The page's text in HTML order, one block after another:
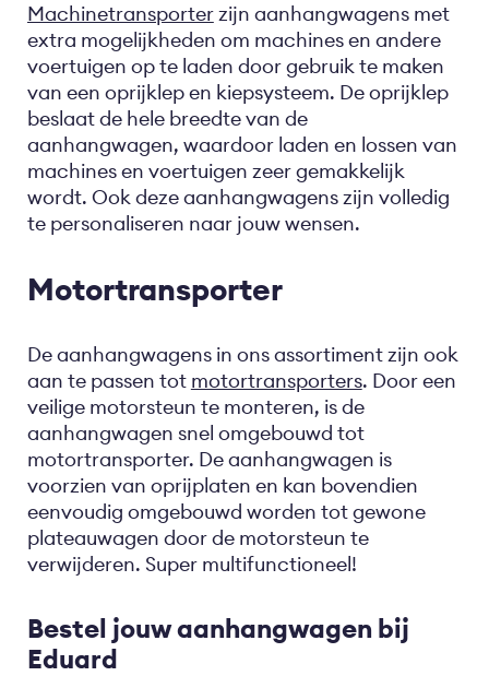
Machinetransporterzijn aanhangwagens met
extra mogelijkheden om machines en andere
voertuigen op te laden door gebruik te maken
van een oprijklep en kiepsysteem. De oprijklep
beslaat de hele breedte van de
aanhangwagen, waardoor laden en lossen van
machines en voertuigen zeer gemakkelijk
wordt. Ook deze aanhangwagens zijn volledig
te personaliseren naar jouw wensen.
Motortransporter
De aanhangwagens in ons assortiment zijn ook
aan te passen tot motortransporters. Door een
veilige motorsteun te monteren, is de
aanhangwagen snel omgebouwd tot
motortransporter. De aanhangwagen is
voorzien van oprijplaten en kan bovendien
eenvoudig omgebouwd worden tot gewone
plateauwagen door de motorsteun te
verwijderen. Super multifunctioneel!
Bestel jouw aanhangwagen bij
Eduard